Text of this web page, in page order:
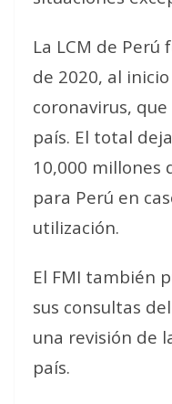
La LCM de
de 2020, al
coronavirus,
país. El total
10,000 millones
para Perú en
utilización.
El FMI también
sus consultas
una revisión de
país.